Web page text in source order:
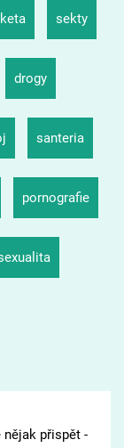
sekty
drogy
santeria
pornografie
přispět -